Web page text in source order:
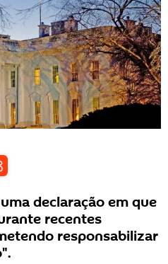
declaração em que
recentes
responsabilizar